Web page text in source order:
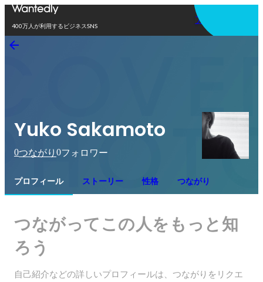
400万人が利用するビジネスSNS
アプリを使う
Yuko Sakamoto
0つながり 0フォロワー
プロフィール ストーリー 性格 つながり
つながってこの人をもっと知
ろう
自己紹介などの詳しいプロフィールは、つながりをリクエ